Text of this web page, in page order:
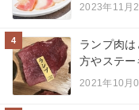
2023年11月
4
ランプ肉
方やステー
2021年10月